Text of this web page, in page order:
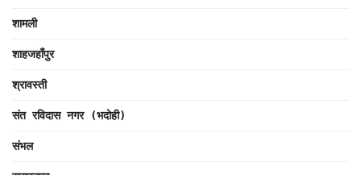
शामली
शाहजहाँपुर
श्रावस्ती
संत रविदास नगर (भदोही)
संभल